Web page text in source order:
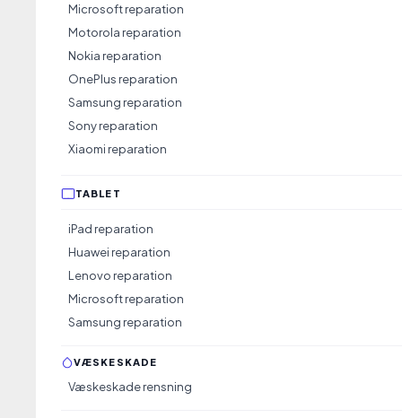
Microsoft reparation
Motorola reparation
Nokia reparation
OnePlus reparation
Samsung reparation
Sony reparation
Xiaomi reparation
TABLET
iPad reparation
Huawei reparation
Lenovo reparation
Microsoft reparation
Samsung reparation
VÆSKESKADE
Væskeskade rensning
Kochsgade 35 A I 5000 Odense C